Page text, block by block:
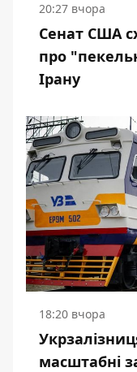
20:27 вчора
Сенат США
про
Ірану
18:20 вчора
масштабні